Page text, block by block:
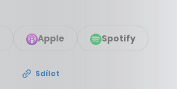
Apple Spotify
Sdílet